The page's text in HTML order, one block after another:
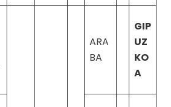
ARA
BA
GIP
UZ
KO
A